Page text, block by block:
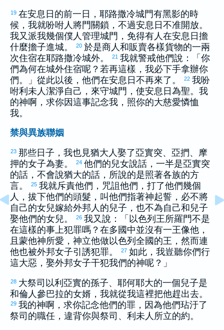
19 在安息日的前一日， 耶路撒冷城門有黑影的時
候，我就吩咐人將門關鎖，不過安息日不准開放。
我又派我幾個僕人管理城門，免得有人在安息日擔
什麼擔子進城。
20 於是商人和販賣各樣貨物的一兩
次住宿在耶路撒冷城外。 21 我就警戒他們說：「你
們為何在城外住宿呢？若再這樣，我必下手拿辦你
們。」從此以後，他們在安息日不再來了。
22 我吩
咐利未 人潔淨自己，來守城門，使安息日為聖。我
的神啊，求你因這事記念我，照你的大慈愛憐恤
我。
禁與異族聯姻
23 那些日子，我也見猶大 人娶了亞實突、 亞捫 、 摩
押的女子為妻。 24 他們的兒女說話，一半是亞實突
的話，不會說猶大的話，所說的是照著各族的方
言。
25 我就斥責他們，咒詛他們，打了他們幾個
人，拔下他們的頭髮，叫他們指著神起誓，必不將
自己的女兒嫁給外邦人的兒子，也不為自己和兒子
娶他們的女兒。
26 我又說：「 以色列 王所羅門不是
在這樣的事上犯罪嗎？在多國中並沒有一王像他，
且蒙他神所愛，神立他做 以色列 全國的王，然而連
他也被外邦女子引誘犯罪。
27 如此，我豈聽你們行
這大惡，娶外邦女子干犯我們的神呢？」
28 大祭司 以利亞實的孫子、 耶何耶大的一個兒子是
和倫 人 參巴拉的女婿，我就從我這裡把他趕出去。
29 我的神啊，求你記念他們的罪，因為他們玷汙了
祭司的職任，違背你與祭司、 利未 人所立的約。